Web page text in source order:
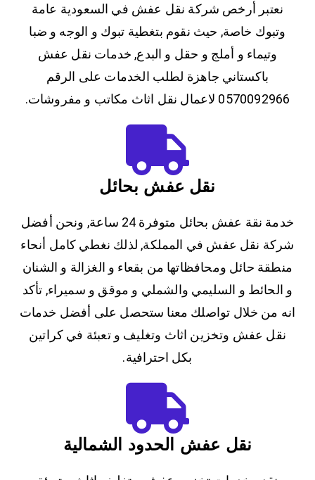
نعتبر أرخص شركة نقل عفش في السعودية عامة
وتبوك خاصة, حيث نقوم بتغطية تبوك و الوجه و ضبا
وتيماء و أملج و حقل و البدع, خدمات نقل عفش
باكستاني جاهزة لطلب الخدمات على الرقم
0570092966 لاعمال نقل اثاث مكاتب و مفروشات.
نقل عفش بحائل
خدمة نقة عفش بحائل متوفرة 24 ساعة, ونحن أفضل
شركة نقل عفش في المملكة, لذلك نغطي كامل أنحاء
منطقة حائل ومحافظاتها من بقعاء و الغزالة و الشنان
و الحائط و السليمي والشملي و موقق و سميراء, تأكد
انه من خلال تواصلك معنا ستحصل على أفضل خدمات
نقل عفش وتخزين اثاث وتغليف و تعبئة في كراتين
بكل احترافية.
نقل عفش الحدود الشمالية